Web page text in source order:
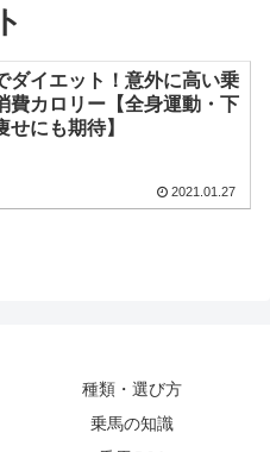
ダイエット！意外に高い乗
費カロリー【全身運動・下
せにも期待】
2021.01.27
種類・選び方
乗馬の知識